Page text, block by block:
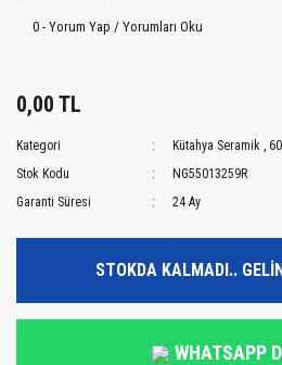
0 - Yorum Yap / Yorumları Oku
0,00 TL
Kategori Kütahya Seramik ,
Stok Kodu
NG55013259R
Garanti Süresi
24 Ay
STOKDA KALMADI..
WHATSAPP